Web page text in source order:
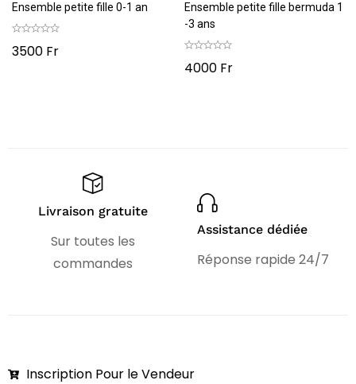
Ensemble petite fille 0-1 an
3500 Fr
Ensemble petite fille bermuda 1
-3 ans
4000 Fr
Livraison gratuite
Sur toutes les
commandes
Assistance dédiée
Réponse rapide 24/7
Inscription Pour le Vendeur